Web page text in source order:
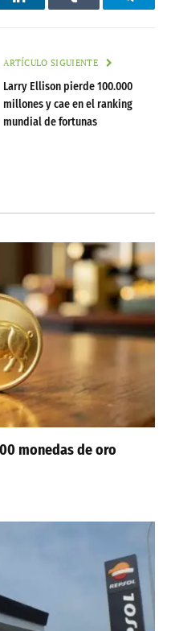
LinkedInTumblr
ARTÍCULO SIGUIENTE
Larry Ellison pierde 100.000
millones y cae en el ranking
mundial de fortunas
monedas de oro